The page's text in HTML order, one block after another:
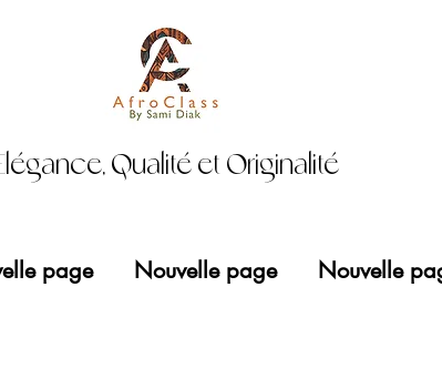
Qualité et Originalité
page Nouvelle page Nouvelle